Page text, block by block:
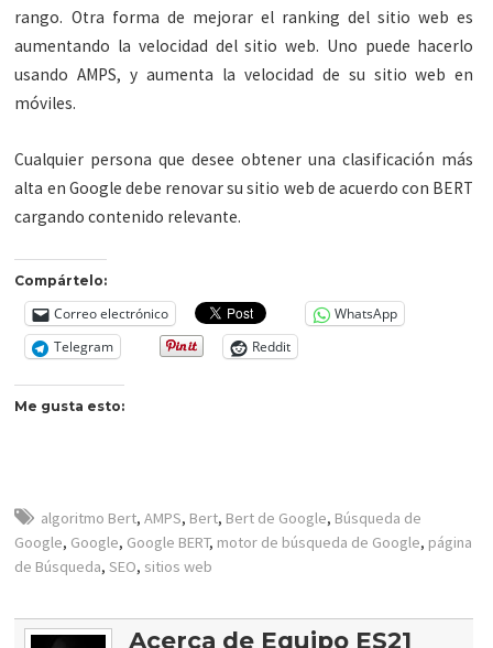
rango. Otra forma de mejorar el ranking del sitio web es
aumentando la velocidad del sitio web. Uno puede hacerlo
usando AMPS, y aumenta la velocidad de su sitio web en
móviles.
Cualquier persona que desee obtener una clasificación más
alta en Google debe renovar su sitio web de acuerdo con BERT
cargando contenido relevante.
Compártelo:
Correo electrónico
WhatsApp
Telegram
Reddit
Me gusta esto:
algoritmo Bert,AMPS, Bert, Bert de Google, Búsqueda de
Google, Google, Google BERT, motor de búsqueda de Google, página
de Búsqueda,SEO, sitios web
Acerca de Equipo ES21